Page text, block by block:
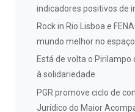
indicadores positivos de
Rock in Rio Lisboa e
mundo melhor no
Está de volta o
à solidariedade
PGR promove ciclo de
Jurídico do Maior